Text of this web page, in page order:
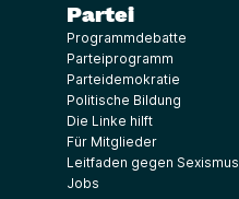
Partei
Programmdebatte
Parteiprogramm
Parteidemokratie
Politische Bildung
Die Linke hilft
Für Mitglieder
Leitfaden gegen Sexismus
Jobs